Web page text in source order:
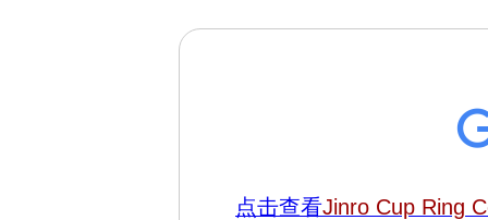
点击查看Jinro Cup Ring